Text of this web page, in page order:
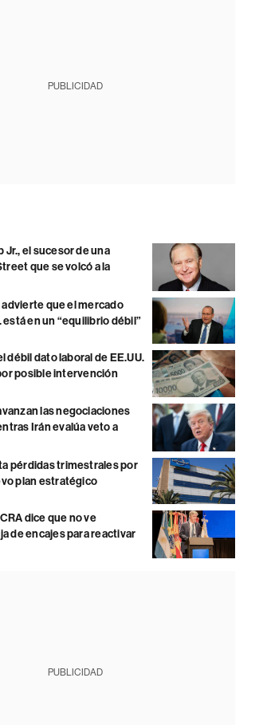
PUBLICIDAD
Jr., el sucesor de una
que se volcó a la
advierte que el mercado
está en un “equilibrio débil”
débil dato laboral de EE.UU.
posible intervención
las negociaciones
Irán evalúa veto a
pérdidas trimestrales por
plan estratégico
dice que no ve
de encajes para reactivar
PUBLICIDAD